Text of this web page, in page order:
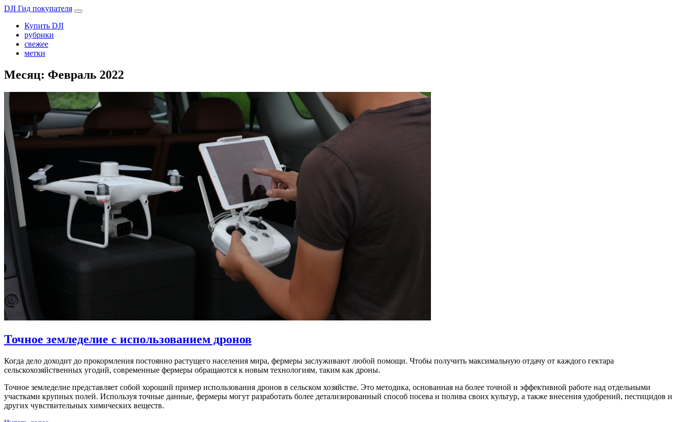
DJI Гид покупателя
Купить DJI
рубрики
свежее
метки
Месяц: Февраль 2022
Точное земледелие с использованием дронов
Когда дело доходит до прокормления постоянно растущего населения мира, фермеры заслуживают любой помощи. Чтобы получить максимальную отдачу от каждого гектара
сельскохозяйственных угодий, современные фермеры обращаются к новым технологиям, таким как дроны.
Точное земледелие представляет собой хороший пример использования дронов в сельском хозяйстве. Это методика, основанная на более точной и эффективной работе над отдельными
участками крупных полей. Используя точные данные, фермеры могут разработать более детализированный способ посева и полива своих культур, а также внесения удобрений, пестицидов и
других чувствительных химических веществ.